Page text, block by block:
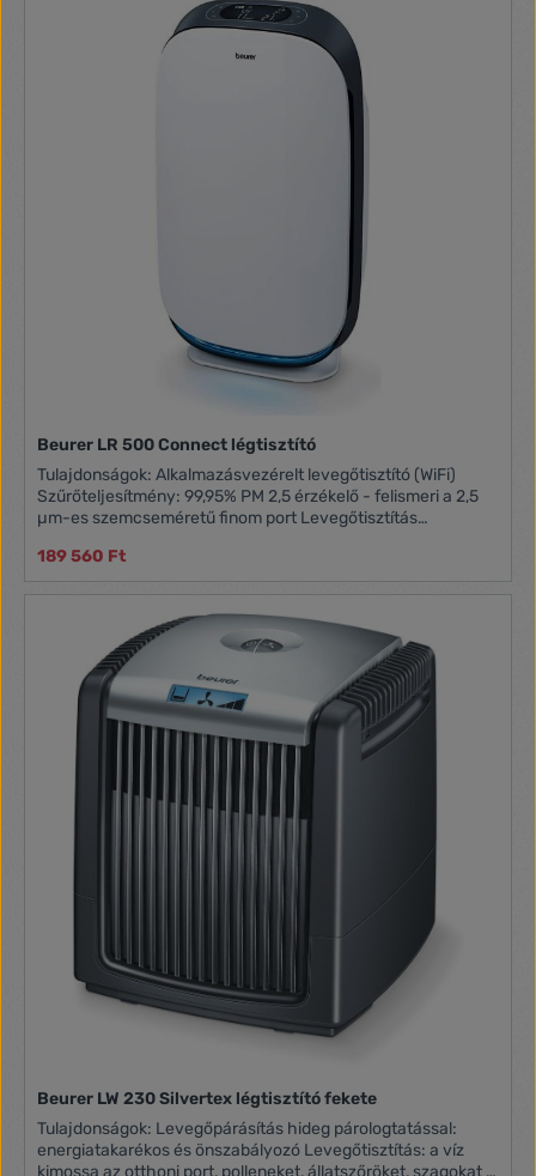
Beurer LR 500 Connect légtisztító
Tulajdonságok: Alkalmazásvezérelt levegőtisztító (WiFi)
Szűrőteljesítmény: 99,95% PM 2,5 érzékelő - felismeri a 2,5
µm-es szemcseméretű finom port Levegőtisztítás
HEPA szűrő): otthoni por, állati szőr, a szagokat, a pollen, a
különböző baktériumok és vírusok, valamint a káros gázokat
alkalmazásával szelektálható az ultraibolya fény
Automatikus kikapcsolás: igen Beurer Connect: igen A szűrő
típusa: háromrétegű szűrőrendszer Szűrőcsere-jelző: igen
Kompatibilis: iOS 9.0 és Android ™ 5.0, Bluetooth® 4.0 vagy
újabb Teljesítmény: 65W Maximum szoba méret: 35 - 100 m2
Éjszakai mód: igen Beállítások: 4 + turbó üzemmód
Technológia: HEPA szűrő Időzítő funkció: igen, 1-24 óra
189 560 Ft
Beurer LW 230 Silvertex légtisztító fekete
Tulajdonságok: Levegőpárásítás hideg párologtatással:
energiatakarékos és önszabályozó Levegőtisztítás: a víz
kimossa az otthoni port, polleneket, állatszőröket, szagokat a